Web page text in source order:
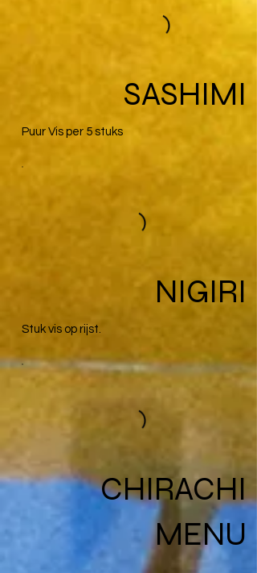
SASHIMI
Puur Vis per 5 stuks
NIGIRI
Stuk vis op rijst.
CHIRACHI
MENU